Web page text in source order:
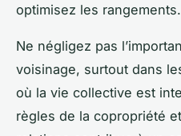
optimisez les rangements.
Ne négligez pas
voisinage, surtout dans
où la vie collective est
règles de la copropriété